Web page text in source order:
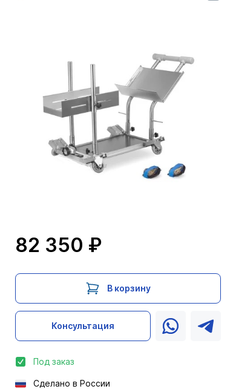
82 350 ₽
В корзину
Консультация
Под заказ
Сделано в России